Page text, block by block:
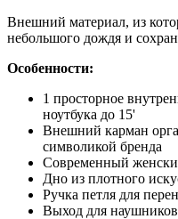
Внешний материал, из
небольшого дождя и
Особенности:
1 просторное
ноутбука до 15'
Внешний карман
символикой бренда
Современный
Дно из плотного
Ручка петля для
Выход для наушников